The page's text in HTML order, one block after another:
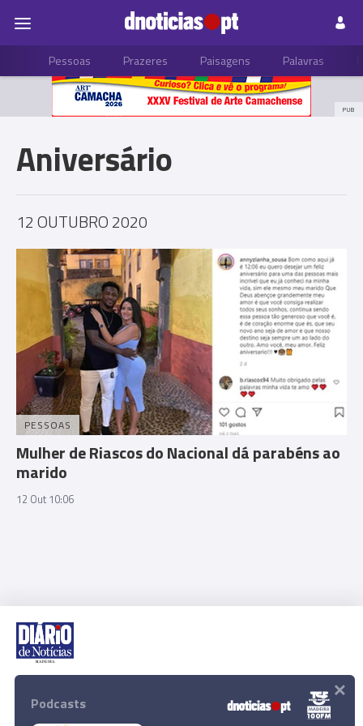
Pessoas Prazeres Paisagens Palavras
PUB
Aniversário
12 OUTUBRO 2020
PESSOAS
Mulher de Riascos do Nacional dá parabéns ao
marido
12 Out 10:06
Rua Dr. Fernão de Ornelas, 56 - 3º
291 202 300
Podcasts ×